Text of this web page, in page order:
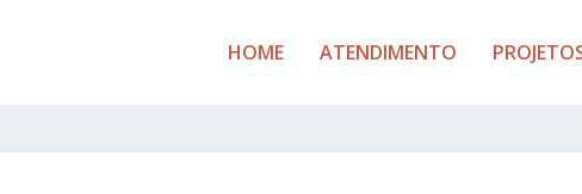
HOME ATENDIMENTO